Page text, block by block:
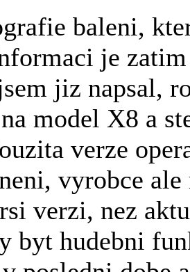
baleni,
je
jiz napsal,
model X8 a
verze
vyrobce
verzi, nez
byt hudebni